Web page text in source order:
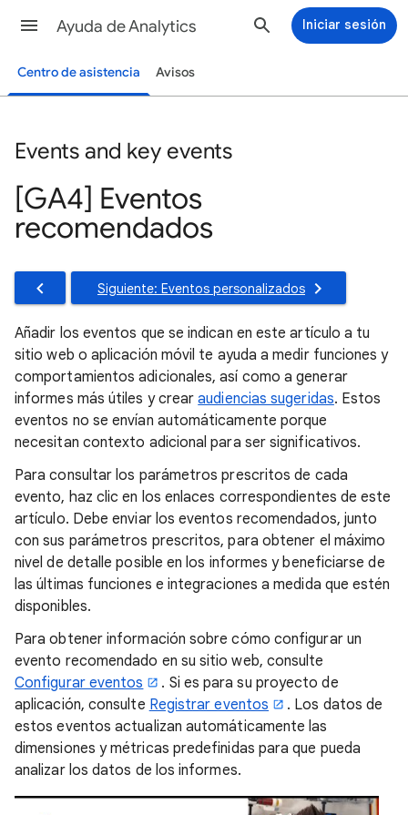
Ayuda de Analytics Iniciar sesión
Centro de asistencia Avisos
Events and key events
[GA4] Eventos
recomendados
Siguiente: Eventos personalizados
Añadir los eventos que se indican en este artículo a tu
sitio web o aplicación móvil te ayuda a medir funciones y
comportamientos adicionales, así como a generar
informes más útiles y crearaudiencias sugeridas. Estos
eventos no se envían automáticamente porque
necesitan contexto adicional para ser significativos.
Para consultar los parámetros prescritos de cada
evento, haz clic en los enlaces correspondientes de este
artículo. Debe enviar los eventos recomendados, junto
con sus parámetros prescritos, para obtener el máximo
nivel de detalle posible en los informes y beneficiarse de
las últimas funciones e integraciones a medida que estén
disponibles.
Para obtener información sobre cómo configurar un
evento recomendado en su sitio web, consulte
Configurar eventos
. Si es para su proyecto de
aplicación, consulte Registrar eventos
. Los datos de
estos eventos actualizan automáticamente las
dimensiones y métricas predefinidas para que pueda
analizar los datos de los informes.